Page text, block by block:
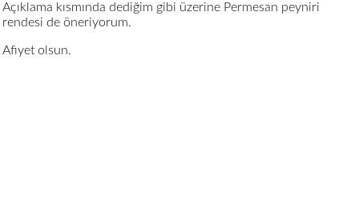
Açıklama kısmında dediğim gibi üzerine Permesan peyniri
rendesi de öneriyorum.
Afiyet olsun.